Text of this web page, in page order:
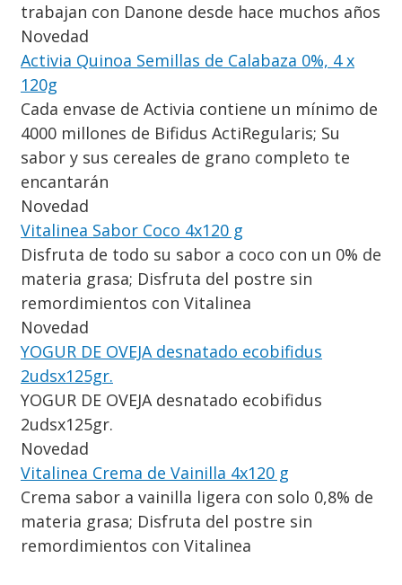
trabajan con Danone desde hace muchos años
Novedad
Activia Quinoa Semillas de Calabaza 0%, 4 x
120g
Cada envase de Activia contiene un mínimo de
4000 millones de Bifidus ActiRegularis; Su
sabor y sus cereales de grano completo te
encantarán
Novedad
Vitalinea Sabor Coco 4x120 g
Disfruta de todo su sabor a coco con un 0% de
materia grasa; Disfruta del postre sin
remordimientos con Vitalinea
Novedad
YOGUR DE OVEJA desnatado ecobifidus
2udsx125gr.
YOGUR DE OVEJA desnatado ecobifidus
2udsx125gr.
Novedad
Vitalinea Crema de Vainilla 4x120 g
Crema sabor a vainilla ligera con solo 0,8% de
materia grasa; Disfruta del postre sin
remordimientos con Vitalinea